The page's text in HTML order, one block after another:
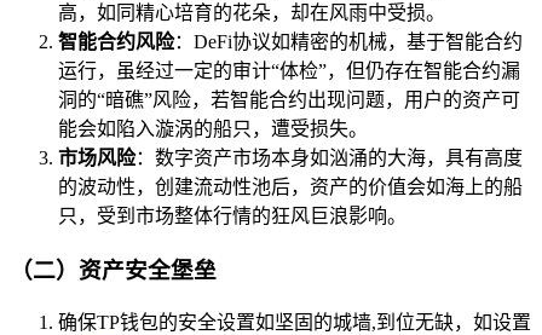
高，如同精心培育的花朵，却在风雨中受损。
智能合约风险：DeFi协议如精密的机械，基于智能合约
运行，虽经过一定的审计“体检”，但仍存在智能合约漏
洞的“暗礁”风险，若智能合约出现问题，用户的资产可
能会如陷入漩涡的船只，遭受损失。
市场风险：数字资产市场本身如汹涌的大海，具有高度
的波动性，创建流动性池后，资产的价值会如海上的船
只，受到市场整体行情的狂风巨浪影响。
（二）资产安全堡垒
确保TP钱包的安全设置如坚固的城墙,到位无缺，如设置